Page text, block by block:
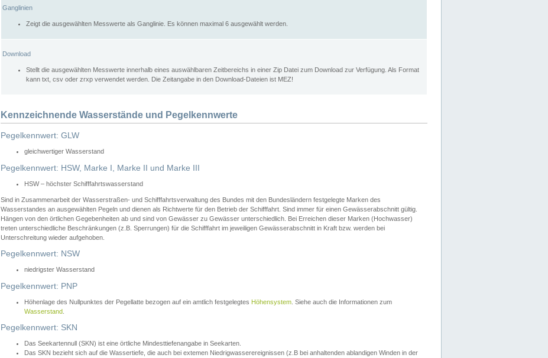
Ganglinien
Zeigt die ausgewählten Messwerte als Ganglinie. Es können maximal 6 ausgewählt werden.
Download
Stellt die ausgewählten Messwerte innerhalb eines auswählbaren Zeitbereichs in einer Zip Datei zum Download zur Verfügung. Als Format
kann txt, csv oder zrxp verwendet werden. Die Zeitangabe in den Download-Dateien ist MEZ!
Kennzeichnende Wasserstände und Pegelkennwerte
Pegelkennwert: GLW
gleichwertiger Wasserstand
Pegelkennwert: HSW, Marke I, Marke II und Marke III
HSW – höchster Schifffahrtswasserstand
Sind in Zusammenarbeit der Wasserstraßen- und Schifffahrtsverwaltung des Bundes mit den Bundesländern festgelegte Marken des
Wasserstandes an ausgewählten Pegeln und dienen als Richtwerte für den Betrieb der Schifffahrt. Sind immer für einen Gewässerabschnitt gültig.
Hängen von den örtlichen Gegebenheiten ab und sind von Gewässer zu Gewässer unterschiedlich. Bei Erreichen dieser Marken (Hochwasser)
treten unterschiedliche Beschränkungen (z.B. Sperrungen) für die Schifffahrt im jeweiligen Gewässerabschnitt in Kraft bzw. werden bei
Unterschreitung wieder aufgehoben.
Pegelkennwert: NSW
niedrigster Wasserstand
Pegelkennwert: PNP
Höhenlage des Nullpunktes der Pegellatte bezogen auf ein amtlich festgelegtes Höhensystem . Siehe auch die Informationen zum
Wasserstand
Pegelkennwert: SKN
Das Seekartennull (SKN) ist eine örtliche Mindesttiefenangabe in Seekarten.
Das SKN bezieht sich auf die Wassertiefe, die auch bei extemen Niedrigwasserereignissen (z.B bei anhaltenden ablandigen Winden in der